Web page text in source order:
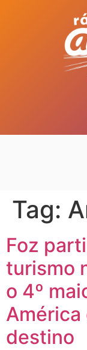
Tag:
Foz
turismo
o 4º
América
destino